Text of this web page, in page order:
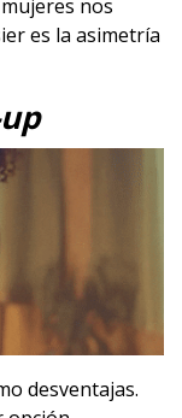
nos
es la asimetría
desventajas.